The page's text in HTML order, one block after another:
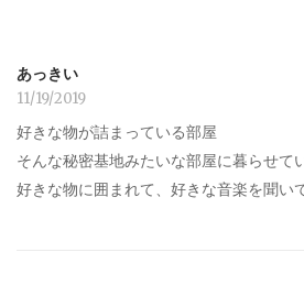
あっきい
11/19/2019
好きな物が詰まっている部屋
そんな秘密基地みたいな部屋に暮らせて
好きな物に囲まれて、好きな音楽を聞い